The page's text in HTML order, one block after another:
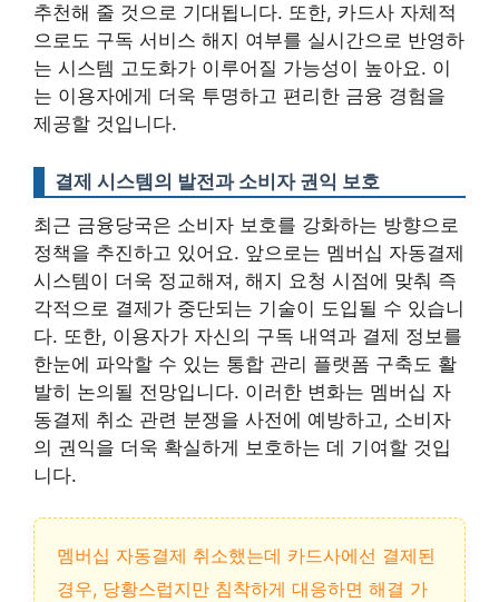
추천해 줄 것으로 기대됩니다. 또한, 카드사 자체적
으로도 구독 서비스 해지 여부를 실시간으로 반영하
는 시스템 고도화가 이루어질 가능성이 높아요. 이
는 이용자에게 더욱 투명하고 편리한 금융 경험을
제공할 것입니다.
결제 시스템의 발전과 소비자 권익 보호
최근 금융당국은 소비자 보호를 강화하는 방향으로
정책을 추진하고 있어요. 앞으로는 멤버십 자동결제
시스템이 더욱 정교해져, 해지 요청 시점에 맞춰 즉
각적으로 결제가 중단되는 기술이 도입될 수 있습니
다. 또한, 이용자가 자신의 구독 내역과 결제 정보를
한눈에 파악할 수 있는 통합 관리 플랫폼 구축도 활
발히 논의될 전망입니다. 이러한 변화는 멤버십 자
동결제 취소 관련 분쟁을 사전에 예방하고, 소비자
의 권익을 더욱 확실하게 보호하는 데 기여할 것입
니다.
멤버십 자동결제 취소했는데 카드사에선 결제된
경우, 당황스럽지만 침착하게 대응하면 해결 가